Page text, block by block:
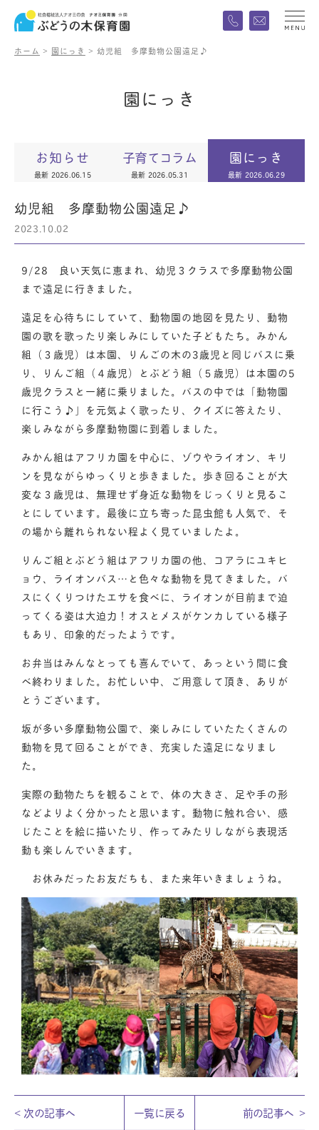
ホーム > 園にっき > 幼児組 多摩動物公園遠足♪
園に っ き
お知らせ
最新 2026.06.15
子育てコラム
最新 2026.05.31
園にっき
最新 2026.06.29
幼児組 多摩動物公園遠足♪
2023.10.02
9/28 良い天気に恵まれ、幼児３クラスで多摩動物公園
まで遠足に行きました。
遠足を心待ちにしていて、動物園の地図を見たり、動物
園の歌を歌ったり楽しみにしていた子どもたち。みかん
組（３歳児）は本園、りんごの木の3歳児と同じバスに乗
り、りんご組（４歳児）とぶどう組（５歳児）は本園の5
歳児クラスと一緒に乗りました。バスの中では「動物園
に行こう♪」を元気よく歌ったり、クイズに答えたり、
楽しみながら多摩動物園に到着しました。
みかん組はアフリカ園を中心に、ゾウやライオン、キリ
ンを見ながらゆっくりと歩きました。歩き回ることが大
変な３歳児は、無理せず身近な動物をじっくりと見るこ
とにしています。最後に立ち寄った昆虫館も人気で、そ
の場から離れられない程よく見ていましたよ。
りんご組とぶどう組はアフリカ園の他、コアラにユキヒ
ョウ、ライオンバス…と色々な動物を見てきました。バ
スにくくりつけたエサを食べに、ライオンが目前まで迫
ってくる姿は大迫力！オスとメスがケンカしている様子
もあり、印象的だったようです。
お弁当はみんなとっても喜んでいて、あっという間に食
べ終わりました。お忙しい中、ご用意して頂き、ありが
とうございます。
坂が多い多摩動物公園で、楽しみにしていたたくさんの
動物を見て回ることができ、充実した遠足になりまし
た。
実際の動物たちを観ることで、体の大きさ、足や手の形
などよりよく分かったと思います。動物に触れ合い、感
じたことを絵に描いたり、作ってみたりしながら表現活
動も楽しんでいきます。
お休みだったお友だちも、また来年いきましょうね。
次の記事へ 一覧に戻る 前の記事へ